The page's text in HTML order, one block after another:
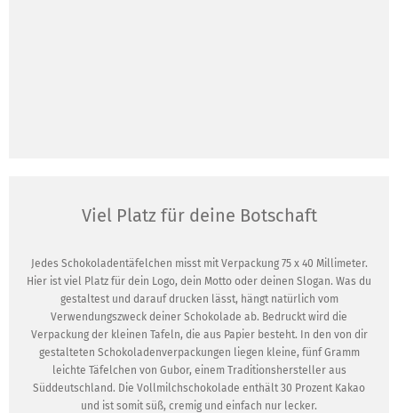
Viel Platz für deine Botschaft
Jedes Schokoladentäfelchen misst mit Verpackung 75 x 40 Millimeter.
Hier ist viel Platz für dein Logo, dein Motto oder deinen Slogan. Was du
gestaltest und darauf drucken lässt, hängt natürlich vom
Verwendungszweck deiner Schokolade ab. Bedruckt wird die
Verpackung der kleinen Tafeln, die aus Papier besteht. In den von dir
gestalteten Schokoladenverpackungen liegen kleine, fünf Gramm
leichte Täfelchen von Gubor, einem Traditionshersteller aus
Süddeutschland. Die Vollmilchschokolade enthält 30 Prozent Kakao
und ist somit süß, cremig und einfach nur lecker.